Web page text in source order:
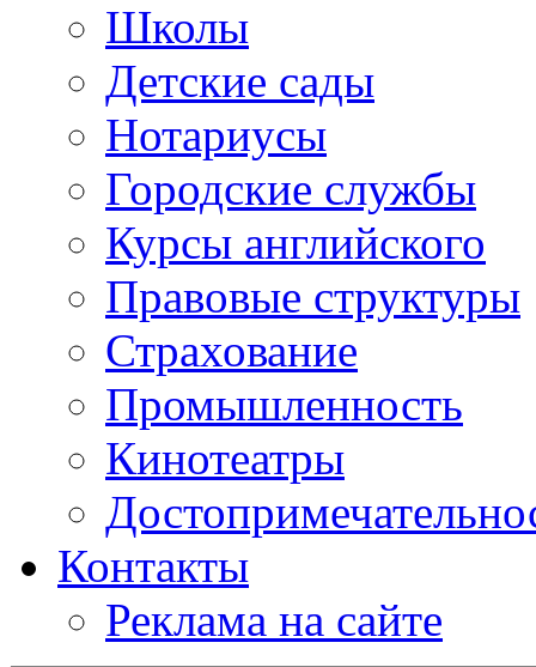
Школы
Детские сады
Нотариусы
Городские службы
Курсы английского
Правовые структуры
Страхование
Промышленность
Кинотеатры
Контакты
Реклама на сайте